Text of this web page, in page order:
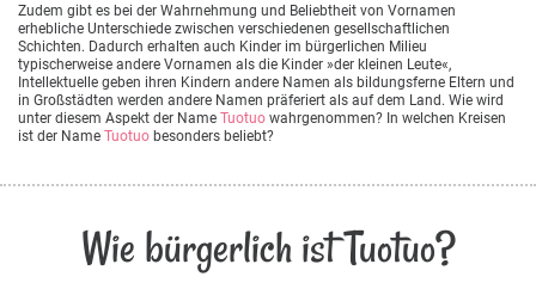
Zudem gibt es bei der Wahrnehmung und Beliebtheit von Vornamen
erhebliche Unterschiede zwischen verschiedenen gesellschaftlichen
Schichten. Dadurch erhalten auch Kinder im bürgerlichen Milieu
typischerweise andere Vornamen als die Kinder »der kleinen Leute«,
Intellektuelle geben ihren Kindern andere Namen als bildungsferne Eltern und
in Großstädten werden andere Namen präferiert als auf dem Land. Wie wird
unter diesem Aspekt der Name Tuotuo wahrgenommen? In welchen Kreisen
ist der Name Tuotuo besonders beliebt?
Wie bürgerlich ist Tuotuo?